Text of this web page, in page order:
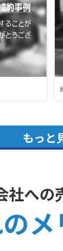
もっと
社への